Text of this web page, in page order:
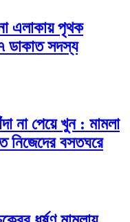
এলাকায় পৃথক
ডাকাত সদস্য
না পেয়ে খুন : মামলা
নিজেদের বসতঘরে